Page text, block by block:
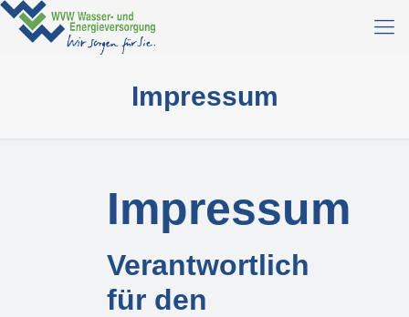
Impressum
Impressum
Verantwortlich
für den